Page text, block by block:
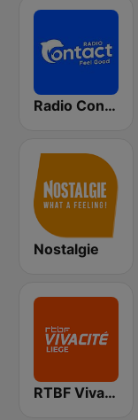
Radio Contact
Nostalgie
RTBF VivaCité Liège